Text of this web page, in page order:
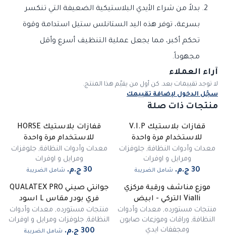
بدلاً من شراء الأيدي البلاستيكية الضعيفة التي تنكسر
بسرعة، توفر هذه اليد الستانلس ستيل استدامة وقوة
تحكم أكبر، مما يجعل عملية التنظيف أسرع وأقل
مجهوداً.
آراء العملاء
لا توجد تقييمات بعد. كن أول من يقيّم هذا المنتج.
سجّل الدخول لإضافة تقييمك
منتجات ذات صلة
قفازات بلاستيك V.I.P
للاستخدام مرة واحدة
معدات وأدوات النظافة,جلوفزات
ومرايل و اوفرات
شامل الضريبة
قفازات بلاستيك HORSE
للاستخدام مرة واحدة
معدات وأدوات النظافة,جلوفزات
ومرايل و اوفرات
شامل الضريبة
موزع مناشف ورقية مركزي
Vialli التركي - ابيض
منتجات مستورده, معدات وأدوات
النظافة, وراقات وموزعات صابون
ومجففات ايدي
جوانتي صيني QUALATEX PRO
فري بودر مقاس L اسود
منتجات مستورده, معدات وأدوات
النظافة, جلوفزات ومرايل و اوفرات
شامل الضريبة